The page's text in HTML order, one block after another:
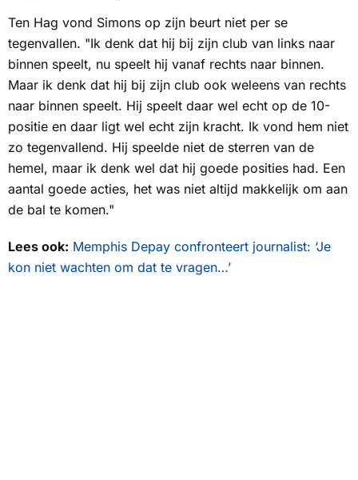
Ten Hag vond Simons op zijn beurt niet per se
tegenvallen. "Ik denk dat hij bij zijn club van links naar
binnen speelt, nu speelt hij vanaf rechts naar binnen.
Maar ik denk dat hij bij zijn club ook weleens van rechts
naar binnen speelt. Hij speelt daar wel echt op de 10-
positie en daar ligt wel echt zijn kracht. Ik vond hem niet
zo tegenvallend. Hij speelde niet de sterren van de
hemel, maar ik denk wel dat hij goede posities had. Een
aantal goede acties, het was niet altijd makkelijk om aan
de bal te komen."
Lees ook: Memphis Depay confronteert journalist: ‘Je
kon niet wachten om dat te vragen…’